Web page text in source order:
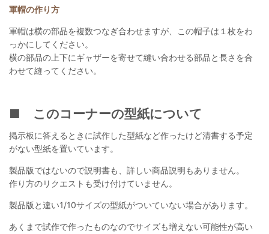
軍帽の作り方
軍帽は横の部品を複数つなぎ合わせますが、この帽子は１枚をわ
っかにしてください。
横の部品の上下にギャザーを寄せて縫い合わせる部品と長さを合
わせて縫ってください。
■ このコーナーの型紙について
掲示板に答えるときに試作した型紙など作ったけど清書する予定
がない型紙を置いています。
製品版ではないので説明書も、詳しい商品説明もありません。
作り方のリクエストも受け付けていません。
製品版と違い1/10サイズの型紙がついていない場合があります。
あくまで試作で作ったものなのでサイズも増えない可能性が高い